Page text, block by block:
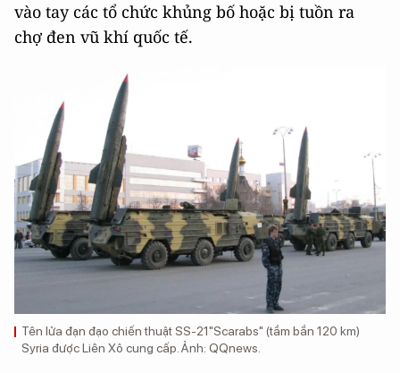
vào tay các tổ chức khủng bố hoặc bị tuồn ra
chợ đen vũ khí quốc tế.
Tên lửa đạn đạo chiến thuật SS-21"Scarabs" (tầm bắn 120 km)
Syria được Liên Xô cung cấp. Ảnh: QQnews.